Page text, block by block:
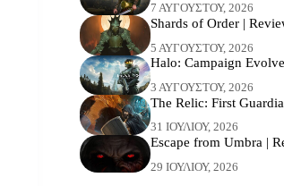
7 ΑΥΓΟΎΣΤΟΥ, 2026
Shards of Order |
5 ΑΥΓΟΎΣΤΟΥ, 2026
Halo: Campaign
3 ΑΥΓΟΎΣΤΟΥ, 2026
The Relic: First
31 ΙΟΥΛΊΟΥ, 2026
Escape from Umbra |
29 ΙΟΥΛΊΟΥ, 2026